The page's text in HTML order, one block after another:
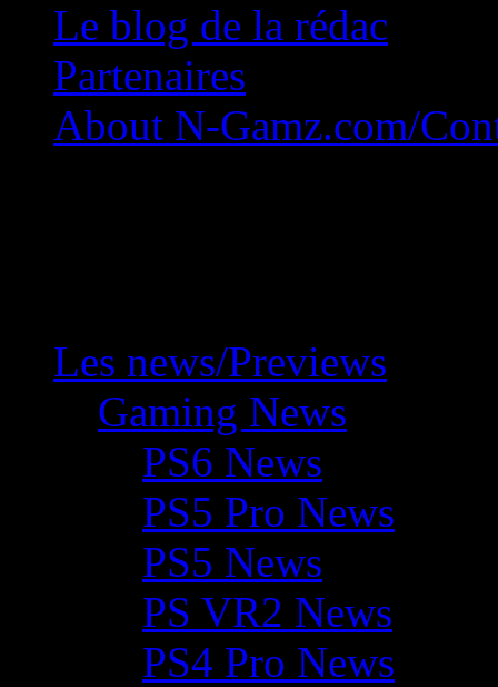
Le blog de la rédac
Partenaires
About N-Gamz.com/
Les news/Previews
Gaming News
PS6 News
PS5 Pro News
PS5 News
PS VR2 News
PS4 Pro News